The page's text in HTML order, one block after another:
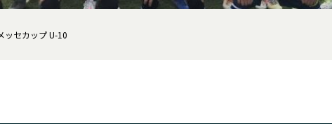
ッセカップ U-10